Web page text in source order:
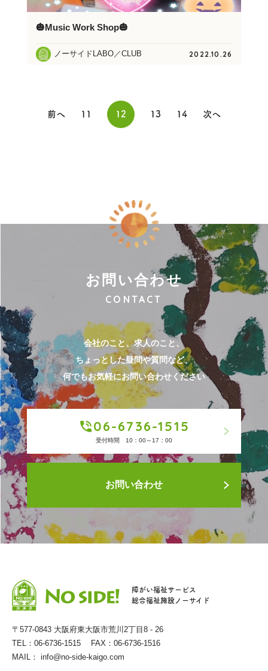
🎃Music Work Shop🎃
ノーサイドLABO／CLUB 2022.10.26
前へ 11 12 13 14 次へ
お問い合わせ
CONTACT
会社のこと、求人のこと、
ちょっとした疑問や質問など、
何でもお気軽にお問い合わせください
06-6736-1515
受付時間 10：00～17：00
お問い合わせ
障がい福祉サービス
総合福祉施設ノーサイド
〒577-0843 大阪府東大阪市荒川2丁目8 - 26
TEL：06-6736-1515 FAX：06-6736-1516
MAIL： info@no-side-kaigo.com